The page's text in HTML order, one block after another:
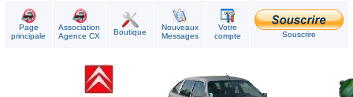
Page
principale
Association
Agence CX
Boutique
Nouveaux
Messages
Votre
compte
Souscrire